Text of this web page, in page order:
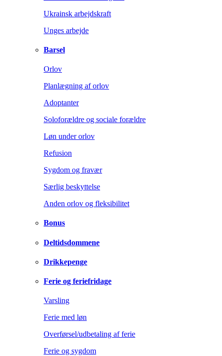
Ukrainsk arbejdskraft
Unges arbejde
Barsel
Orlov
Planlægning af orlov
Adoptanter
Soloforældre og sociale forældre
Løn under orlov
Refusion
Sygdom og fravær
Særlig beskyttelse
Anden orlov og fleksibilitet
Bonus
Deltidsdommene
Drikkepenge
Ferie og feriefridage
Varsling
Ferie med løn
Overførsel/udbetaling af ferie
Ferie og sygdom